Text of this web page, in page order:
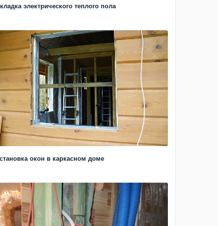
электрического теплого пола
окон в каркасном доме